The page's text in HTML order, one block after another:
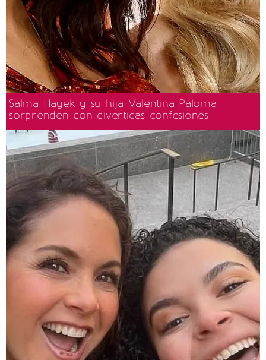
Salma Hayek y su hija Valentina Paloma
sorprenden con divertidas confesiones